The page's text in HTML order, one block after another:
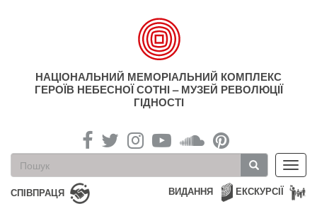
НАЦІОНАЛЬНИЙ МЕМОРІАЛЬНИЙ КОМПЛЕКС
ГЕРОЇВ НЕБЕСНОЇ СОТНІ – МУЗЕЙ РЕВОЛЮЦІЇ
ГІДНОСТІ
Пошукова
форма
Пошук
СПІВПРАЦЯ ЕКСКУРСІЇ
ВИДАННЯ